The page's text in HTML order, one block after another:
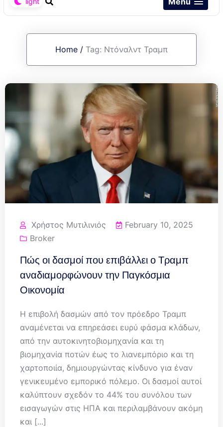
Home / Tag: Ντόναλντ Τραμπ
Χρήστος Μυτιλινιός
February 10, 2025
Broker
Πώς οι δασμοί που επιβάλλει ο Τραμπ
αναδιαμορφώνουν την Παγκόσμια
Οικονομία
Η επιβολή δασμών από τον πρόεδρο Τραμπ
αναμένεται να επηρεάσει ευρύ φάσμα κλάδων,
από την αυτοκινητοβιομηχανία και τη
βιομηχανία ποτών έως το λιανεμπόριο και τη
χαρτοποιία, δημιουργώντας κίνδυνο για έναν
γενικευμένο εμπορικό πόλεμο. Οι δασμοί αυτοί
καλύπτουν σχεδόν το 44% του συνόλου των
εισαγωγών στις ΗΠΑ και περιλαμβάνουν ακόμη
και [...]